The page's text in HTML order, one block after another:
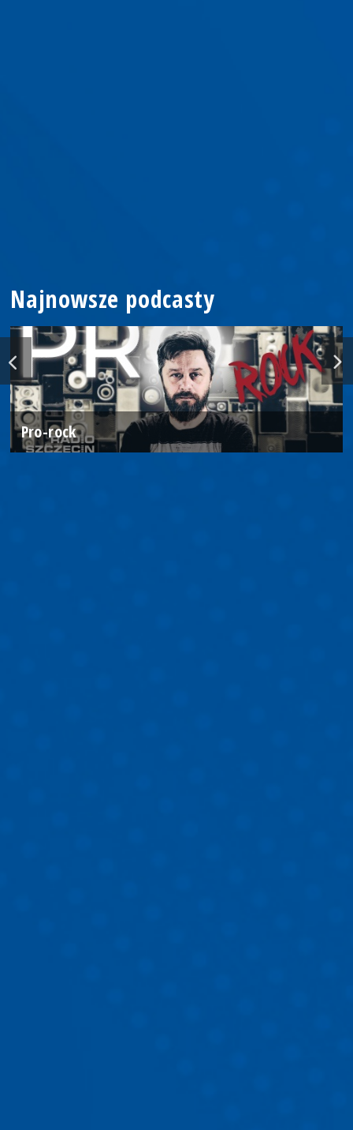
Najnowsze podcasty
Pro-rock